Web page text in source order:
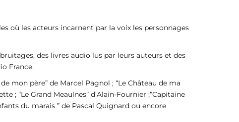
où les acteurs incarnent par la voix les personnages
des livres audio lus par leurs auteurs et des
France.
mon père” de Marcel Pagnol ; “Le Château de ma
; “Le Grand Meaulnes” d’Alain-Fournier ;“Capitaine
du marais ” de Pascal Quignard ou encore